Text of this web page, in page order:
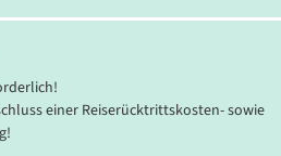
einer Reiserücktrittskosten- sowie